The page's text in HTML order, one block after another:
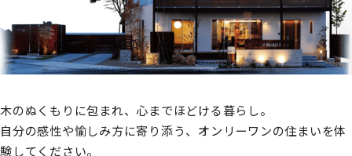
木のぬくもりに包まれ、心までほどける暮らし。
自分の感性や愉しみ方に寄り添う、オンリーワンの住まいを体
験してください。